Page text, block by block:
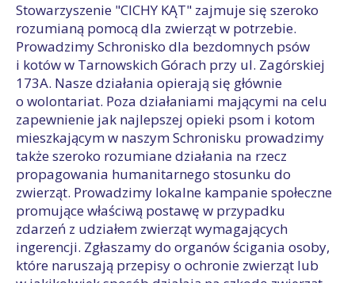
Stowarzyszenie "CICHY KĄT" zajmuje się szeroko
rozumianą pomocą dla zwierząt w potrzebie.
Prowadzimy Schronisko dla bezdomnych psów
i kotów w Tarnowskich Górach przy ul. Zagórskiej
173A. Nasze działania opierają się głównie
o wolontariat. Poza działaniami mającymi na celu
zapewnienie jak najlepszej opieki psom i kotom
mieszkającym w naszym Schronisku prowadzimy
także szeroko rozumiane działania na rzecz
propagowania humanitarnego stosunku do
zwierząt. Prowadzimy lokalne kampanie społeczne
promujące właściwą postawę w przypadku
zdarzeń z udziałem zwierząt wymagających
ingerencji. Zgłaszamy do organów ścigania osoby,
które naruszają przepisy o ochronie zwierząt lub